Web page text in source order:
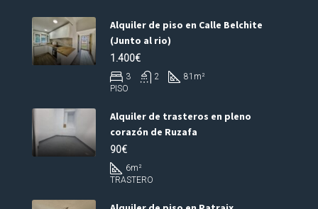
Alquiler de piso en Calle Belchite
(Junto al rio)
1.400€
3 2 81 m²
PISO
Alquiler de trasteros en pleno
corazón de Ruzafa
90€
6m²
TRASTERO